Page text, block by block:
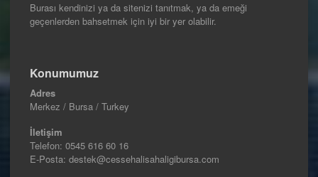
Burası kendinizi ya da sitenizi tanıtmak, ya da emeği
geçenlerden bahsetmek için iyi bir yer olabilir.
Konumumuz
Adres
Merkez / Bursa / Turkey
İletişim
Telefon: 0545 616 60 16
E-Posta: destek@cessehalisahaligibursa.com